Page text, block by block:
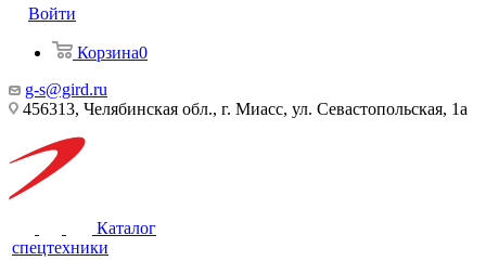
Войти
Корзина0
g-s@gird.ru
456313, Челябинская обл., г. Миасс, ул. Севастопольская, 1а
Каталог
спецтехники